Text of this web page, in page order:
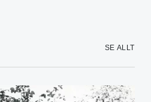
SE ALLT